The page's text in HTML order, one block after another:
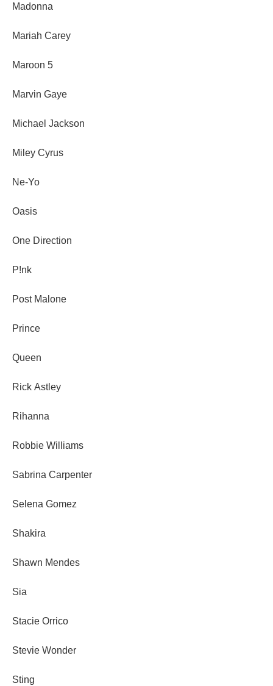
Madonna
Mariah Carey
Maroon 5
Marvin Gaye
Michael Jackson
Miley Cyrus
Ne-Yo
Oasis
One Direction
P!nk
Post Malone
Prince
Queen
Rick Astley
Rihanna
Robbie Williams
Sabrina Carpenter
Selena Gomez
Shakira
Shawn Mendes
Sia
Stacie Orrico
Stevie Wonder
Sting